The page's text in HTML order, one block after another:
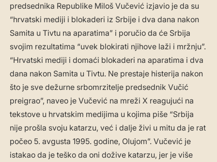
predsednika Republike Miloš Vučević izjavio je da su
“hrvatski mediji i blokaderi iz Srbije i dva dana nakon
Samita u Tivtu na aparatima” i poručio da će Srbija
svojim rezultatima “uvek blokirati njihove laži i mržnju”.
“Hrvatski mediji i domaći blokaderi na aparatima i dva
dana nakon Samita u Tivtu. Ne prestaje histerija nakon
što je sve dežurne srbomrzitelje predsednik Vučić
preigrao”, naveo je Vučević na mreži X reagujući na
tekstove u hrvatskim medijima u kojima piše “Srbija
nije prošla svoju katarzu, već i dalje živi u mitu da je rat
počeo 5. avgusta 1995. godine, Olujom”. Vučević je
istakao da je teško da oni dožive katarzu, jer je više